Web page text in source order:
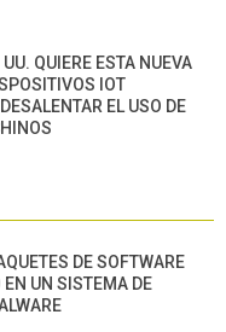
QUIERE ESTA NUEVA
IOT
EL USO DE
DE SOFTWARE
EN UN SISTEMA DE